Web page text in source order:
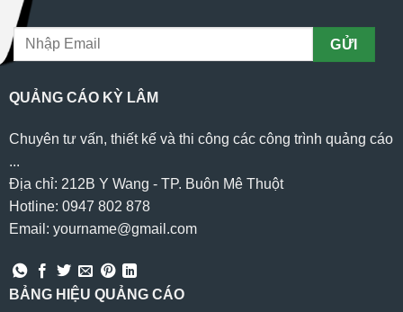
QUẢNG CÁO KỲ LÂM
Chuyên tư vấn, thiết kế và thi công các công trình quảng cáo
...
Địa chỉ: 212B Y Wang - TP. Buôn Mê Thuột
Hotline: 0947 802 878
Email: yourname@gmail.com
BẢNG HIỆU QUẢNG CÁO